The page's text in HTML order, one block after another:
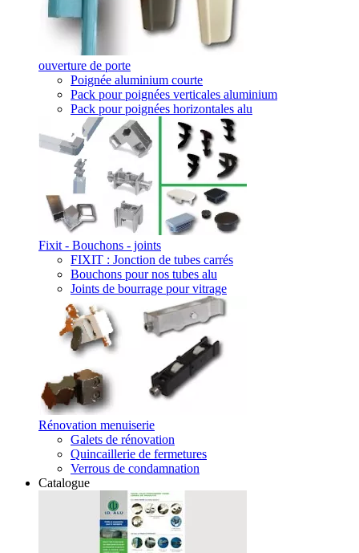
ouverture de porte
Poignée aluminium courte
Pack pour poignées verticales aluminium
Pack pour poignées horizontales alu
Fixit - Bouchons - joints
FIXIT : Jonction de tubes carrés
Bouchons pour nos tubes alu
Joints de bourrage pour vitrage
Rénovation menuiserie
Galets de rénovation
Quincaillerie de fermetures
Verrous de condamnation
Catalogue